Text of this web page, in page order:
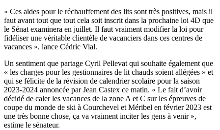
« Ces aides pour le réchauffement des lits sont très positives, mais il
faut avant tout que tout cela soit inscrit dans la prochaine loi 4D que
le Sénat examinera en juillet. Il faut vraiment modifier la loi pour
fidéliser une véritable clientèle de vacanciers dans ces centres de
vacances », lance Cédric Vial.
Un sentiment que partage Cyril Pellevat qui souhaite également que
« les charges pour les gestionnaires de lit chauds soient allégées » et
qui se félicite de la révision de calendrier scolaire pour la saison
2023-2024 annoncée par Jean Castex ce matin. « Le fait d’avoir
décidé de caler les vacances de la zone A et C sur les épreuves de
coupe du monde de ski à Courchevel et Méribel en février 2023 est
une très bonne chose, ça va vraiment inciter les gens à venir »,
estime le sénateur.